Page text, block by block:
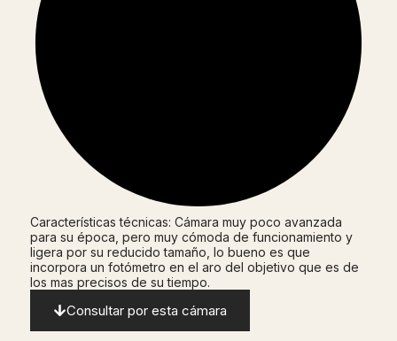
Características técnicas: Cámara muy poco avanzada
para su época, pero muy cómoda de funcionamiento y
ligera por su reducido tamaño, lo bueno es que
incorpora un fotómetro en el aro del objetivo que es de
los mas precisos de su tiempo.
Consultar por esta cámara